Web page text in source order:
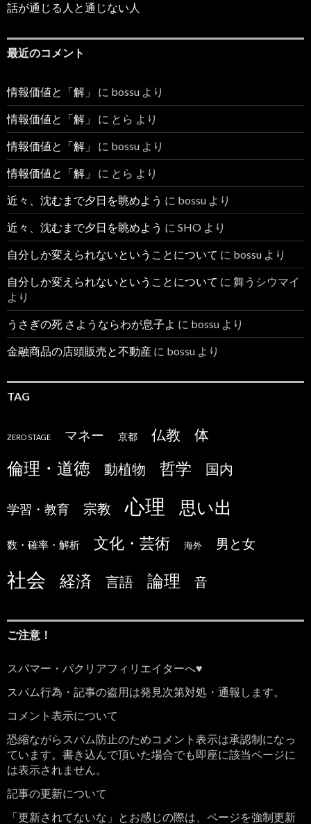
話が通じる人と通じない人
最近のコメント
情報価値と「解」 に bossu より
情報価値と「解」 に とら より
情報価値と「解」 に bossu より
情報価値と「解」 に とら より
近々、沈むまで夕日を眺めよう に bossu より
近々、沈むまで夕日を眺めよう に SHO より
自分しか変えられないということについて に bossu より
自分しか変えられないということについて に 舞うシウマイ
より
うさぎの死 さようならわが息子よ に bossu より
金融商品の店頭販売と不動産 に bossu より
TAG
ZERO STAGE マネー 京都 仏教 体
倫理・道徳 動植物 哲学 国内
学習・教育 宗教 心理 思い出
数・確率・解析 文化・芸術 海外 男と女
社会 経済 言語 論理 音
ご注意！
スパマー・パクリアフィリエイターへ♥
スパム行為・記事の盗用は発見次第対処・通報します。
コメント表示について
恐縮ながらスパム防止のためコメント表示は承認制になっ
ています。書き込んで頂いた場合でも即座に該当ページに
は表示されません。
記事の更新について
「更新されてないな」とお感じの際は、ページを強制更新